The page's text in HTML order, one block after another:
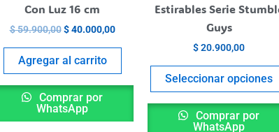
Con Luz 16 cm
$59.900,00 $40.000,00
Agregar al carrito
Comprar por
WhatsApp
Estirables Serie
Guys
$20.900,00
Seleccionar opciones
Comprar por
WhatsApp